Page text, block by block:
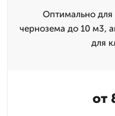
Оптимально для
чернозема до 10 м3,
для
от